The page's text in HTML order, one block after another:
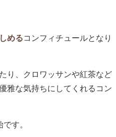
めるコンフィチュールとなり
り、クロワッサンや紅茶など
雅な気持ちにしてくれるコン
す。